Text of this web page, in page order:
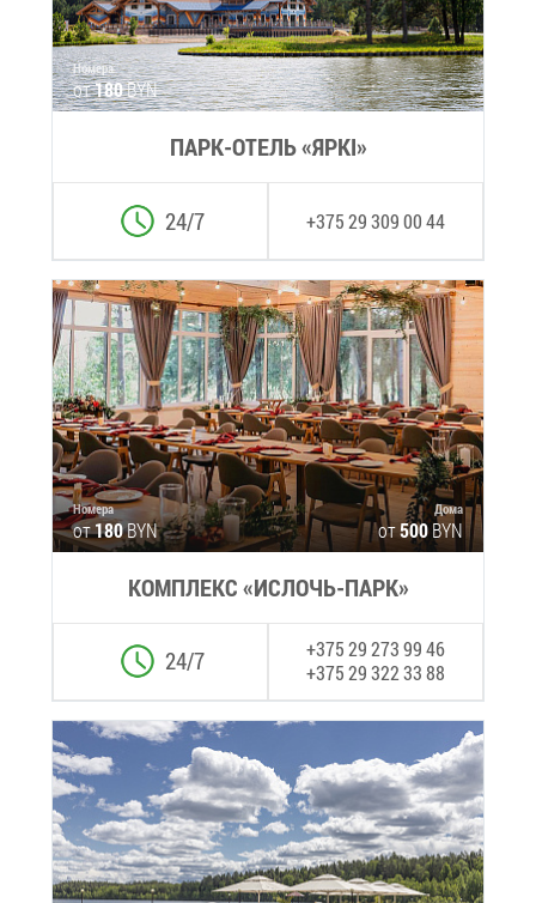
Но­ме­ра
от180BYN
ПАРК-ОТЕЛЬ «ЯРKI»
+375 29 309 00 44
24/7
Но­ме­ра
от180BYN
До­ма
от500BYN
КОМ­ПЛЕКС «ИС­ЛОЧЬ-ПАРК»
+375 29 273 99 46
+375 29 322 33 88
24/7